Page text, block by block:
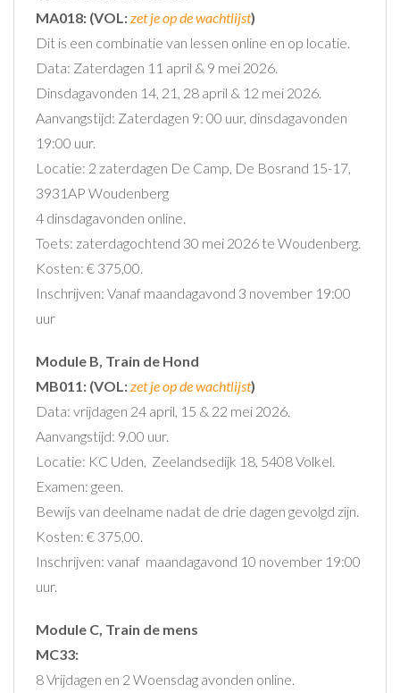
MA018: (VOL:zet je op de wachtlijst)
Dit is een combinatie van lessen online en op locatie.
Data: Zaterdagen 11 april & 9 mei 2026.
Dinsdagavonden 14, 21, 28 april & 12 mei 2026.
Aanvangstijd: Zaterdagen 9: 00 uur, dinsdagavonden
19:00 uur.
Locatie: 2 zaterdagen De Camp, De Bosrand 15-17,
3931AP Woudenberg
4 dinsdagavonden online.
Toets: zaterdagochtend 30 mei 2026 te Woudenberg.
Kosten: € 375,00.
Inschrijven: Vanaf maandagavond 3 november 19:00
uur
Module B, Train de Hond
MB011: (VOL:zet je op de wachtlijst)
Data: vrijdagen 24 april, 15 & 22 mei 2026.
Aanvangstijd: 9.00 uur.
Locatie: KC Uden, Zeelandsedijk 18, 5408 Volkel.
Examen: geen.
Bewijs van deelname nadat de drie dagen gevolgd zijn.
Kosten: € 375,00.
Inschrijven: vanaf maandagavond 10 november 19:00
uur.
Module C, Train de mens
MC33:
8 Vrijdagen en 2 Woensdag avonden online.